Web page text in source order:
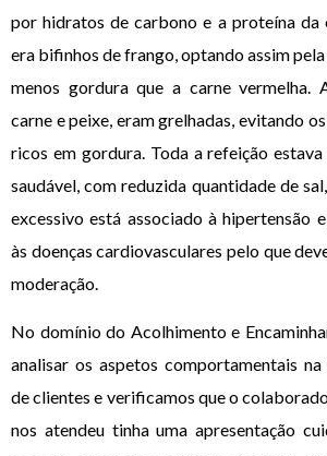
por hidratos de carbono e a proteína da
era bifinhos de frango, optando assim
menos gordura que a carne vermelha.
carne e peixe, eram grelhadas, evitando
ricos em gordura. Toda a refeição
saudável, com reduzida quantidade de
excessivo está associado à hipertensão
às doenças cardiovasculares pelo que
moderação.
No domínio do Acolhimento e
analisar os aspetos comportamentais
de clientes e verificamos que o
nos atendeu tinha uma apresentação